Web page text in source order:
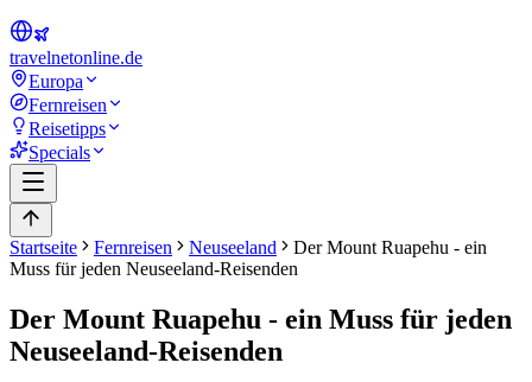
travelnetonline.de
Europa
Fernreisen
Reisetipps
Specials
Startseite Fernreisen Neuseeland
Der Mount Ruapehu - ein
Muss für jeden Neuseeland-Reisenden
Der Mount Ruapehu - ein Muss für jeden
Neuseeland-Reisenden